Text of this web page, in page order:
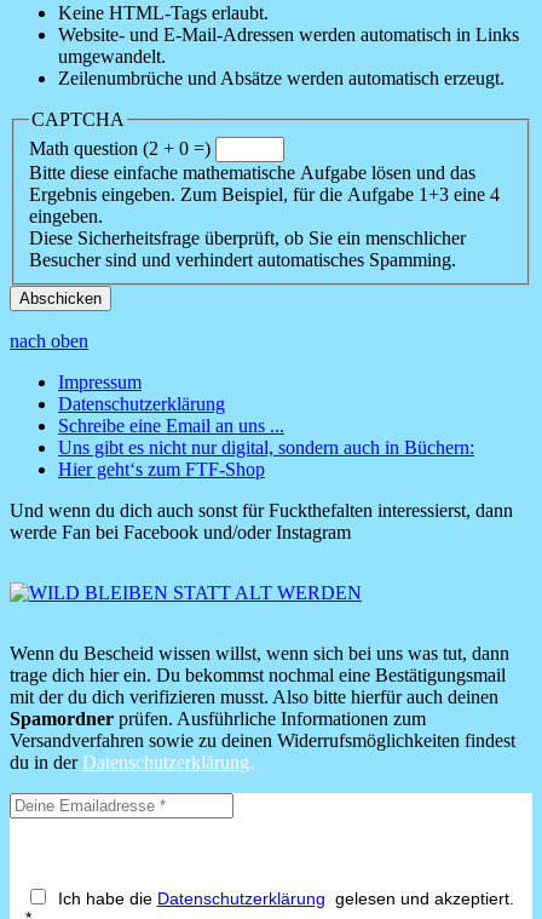
Keine HTML-Tags erlaubt.
Website- und E-Mail-Adressen werden automatisch in Links
umgewandelt.
Zeilenumbrüche und Absätze werden automatisch erzeugt.
CAPTCHA
Math question (2 + 0 =)
Bitte diese einfache mathematische Aufgabe lösen und das
Ergebnis eingeben. Zum Beispiel, für die Aufgabe 1+3 eine 4
eingeben.
Diese Sicherheitsfrage überprüft, ob Sie ein menschlicher
Besucher sind und verhindert automatisches Spamming.
nach oben
Footer
Menü
Impressum
Datenschutzerklärung
Schreibe eine Email an uns ...
Uns gibt es nicht nur digital, sondern auch in Büchern:
Hier geht‘s zum FTF-Shop
Und wenn du dich auch sonst für Fuckthefalten interessierst, dann
werde Fan bei Facebook und/oder Instagram
Wenn du Bescheid wissen willst, wenn sich bei uns was tut, dann
trage dich hier ein. Du bekommst nochmal eine Bestätigungsmail
mit der du dich verifizieren musst. Also bitte hierfür auch deinen
Spamordner prüfen. Ausführliche Informationen zum
Versandverfahren sowie zu deinen Widerrufsmöglichkeiten findest
du in derDatenschutzerklärung.
Ich habe die Datenschutzerklärung gelesen und akzeptiert.